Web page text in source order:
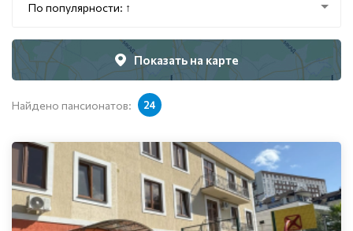
По популярности: ↑
Показать на карте
Найдено пансионатов: 24